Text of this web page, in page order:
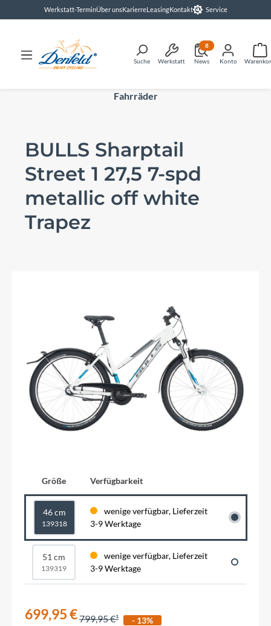
springenWerkstatt-TerminÜber unsKarierreLeasingKontakt Service
Suche Werkstatt News
8
Konto
Fahrräder
BULLS Sharptail
Street 1 27,5 7-spd
metallic off white
Trapez
Größe Verfügbarkeit
46 cm
139318
wenige verfügbar, Lieferzeit
3-9 Werktage
51 cm
139319
wenige verfügbar, Lieferzeit
3-9 Werktage
699,95 €799,95 € - 13%